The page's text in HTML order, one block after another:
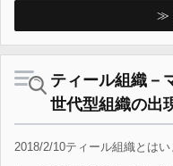
ティール組織－
世代型組織の出
2018/2/10ティール組織とは